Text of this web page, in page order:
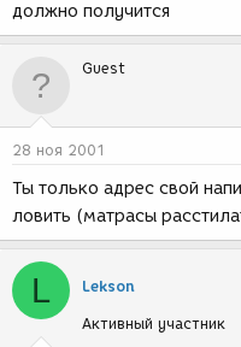
должно получится
Guest
28 ноя 2001
Ты только адрес свой
ловить (матрасы
L Lekson
Активный участник